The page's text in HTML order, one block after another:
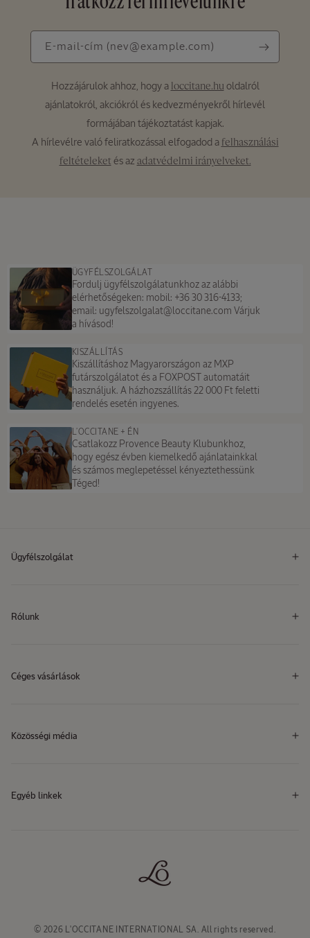
E-mail-cím (nev@example.com)
(nev@example.com)
Hozzájárulok ahhoz, hogy a loccitane.hu oldalról
ajánlatokról, akciókról és kedvezményekről hírlevél
formájában tájékoztatást kapjak.
A hírlevélre való feliratkozással elfogadod a felhasználási
feltételeket és az adatvédelmi irányelveket.
ÜGYFÉLSZOLGÁLAT
Fordulj ügyfélszolgálatunkhoz az alábbi
elérhetőségeken: mobil: +36 30 316-4133;
email: ugyfelszolgalat@loccitane.com Várjuk
a hívásod!
KISZÁLLÍTÁS
Kiszállításhoz Magyarországon az MXP
futárszolgálatot és a FOXPOST automatáit
használjuk. A házhozszállítás 22 000 Ft feletti
rendelés esetén ingyenes.
L’OCCITANE + ÉN
Csatlakozz Provence Beauty Klubunkhoz,
hogy egész évben kiemelkedő ajánlatainkkal
és számos meglepetéssel kényeztethessünk
Téged!
Ügyfélszolgálat
Rólunk
Céges vásárlások
Közösségi média
Egyéb linkek
© 2026 L'OCCITANE INTERNATIONAL SA. All rights reserved.